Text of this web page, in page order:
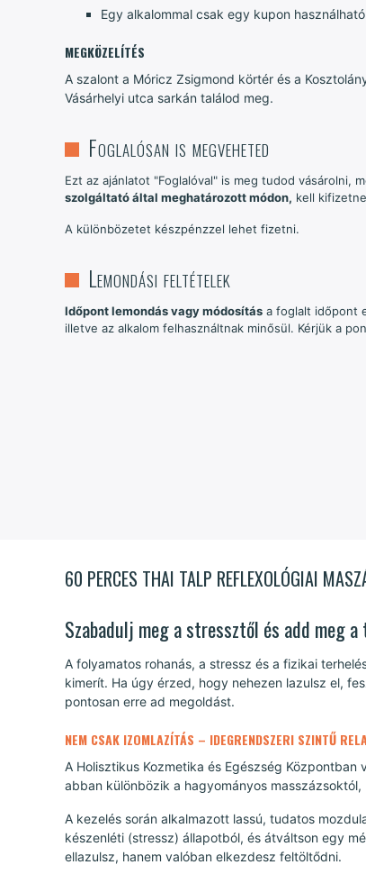
Egy alkalommal csak egy kupon
MEGKÖZELÍTÉS
A szalont a Móricz Zsigmond körtér és a
Vásárhelyi utca sarkán találod meg.
Foglalósan is megveheted
Ezt az ajánlatot "Foglalóval" is meg tudod vásárolni,
szolgáltató által meghatározott módon, kell
A különbözetet készpénzzel lehet fizetni.
Lemondási feltételek
Időpont lemondás vagy módosítás a foglalt időpont
illetve az alkalom felhasználtnak minősül. Kérjük a
60 PERCES THAI TALP REFLEXOLÓGIAI
Szabadulj meg a stressztől és add meg
A folyamatos rohanás, a stressz és a fizikai
kimerít. Ha úgy érzed, hogy nehezen lazulsz el,
pontosan erre ad megoldást.
NEM CSAK IZOMLAZÍTÁS – IDEGRENDSZERI SZINTŰ
A Holisztikus Kozmetika és Egészség
abban különbözik a hagyományos
A kezelés során alkalmazott lassú, tudatos
készenléti (stressz) állapotból, és átváltson egy
ellazulsz, hanem valóban elkezdesz feltöltődni.